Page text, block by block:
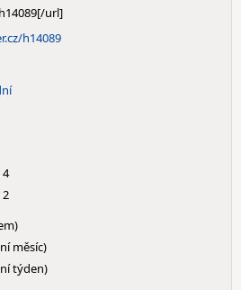
h14089
4
2
měsíc)
týden)